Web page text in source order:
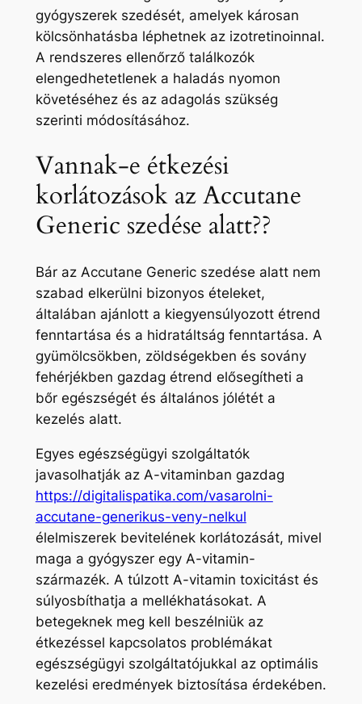
gyógyszerek szedését, amelyek károsan
kölcsönhatásba léphetnek az izotretinoinnal.
A rendszeres ellenőrző találkozók
elengedhetetlenek a haladás nyomon
követéséhez és az adagolás szükség
szerinti módosításához.
Vannak-e étkezési
korlátozások az Accutane
Generic szedése alatt??
Bár az Accutane Generic szedése alatt nem
szabad elkerülni bizonyos ételeket,
általában ajánlott a kiegyensúlyozott étrend
fenntartása és a hidratáltság fenntartása. A
gyümölcsökben, zöldségekben és sovány
fehérjékben gazdag étrend elősegítheti a
bőr egészségét és általános jólétét a
kezelés alatt.
Egyes egészségügyi szolgáltatók
javasolhatják az A-vitaminban gazdag
https://digitalispatika.com/vasarolni-
accutane-generikus-veny-nelkul
élelmiszerek bevitelének korlátozását, mivel
maga a gyógyszer egy A-vitamin-
származék. A túlzott A-vitamin toxicitást és
súlyosbíthatja a mellékhatásokat. A
betegeknek meg kell beszélniük az
étkezéssel kapcsolatos problémákat
egészségügyi szolgáltatójukkal az optimális
kezelési eredmények biztosítása érdekében.